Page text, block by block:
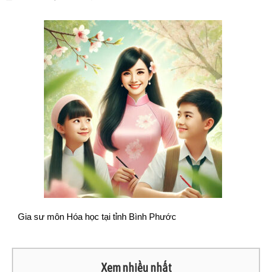
Gia sư môn Hóa học tại tỉnh Bình Phước
Xem nhiều nhất